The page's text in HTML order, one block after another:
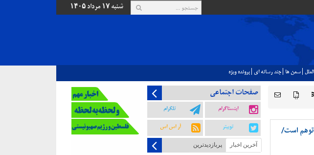
شنبه ۱۷ مرداد ۱۴۰۵
سمن ها چند رسانه اي پرونده ويژه
{ }
توهم است/
صفحات اجتماعی
اینستاگرام تلگرام
توییتر آر اس اس
آخرین اخبار پربازدیدترین